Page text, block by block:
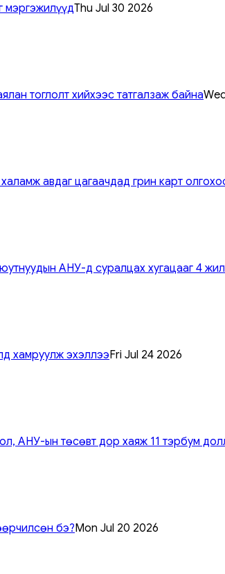
мэргэжилүүдThu Jul 30 2026
тоглолт хийхээс татгалзаж байна
авдаг цагаачдад грин карт
АНУ-д суралцах хугацааг 4
хамруулж эхэллээFri Jul 24 2026
АНУ-ын төсөвт дор хаяж 11 тэрбум
бэ?Mon Jul 20 2026